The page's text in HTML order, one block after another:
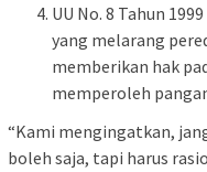
UU No. 8 Tahun
yang melarang
memberikan hak
memperoleh
“Kami mengingatkan,
boleh saja, tapi harus